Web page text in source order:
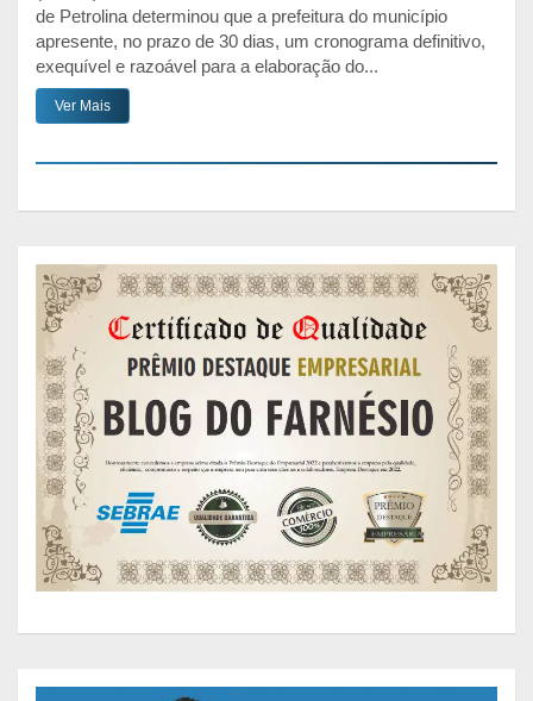
de Petrolina determinou que a prefeitura do município
apresente, no prazo de 30 dias, um cronograma definitivo,
exequível e razoável para a elaboração do...
Ver Mais